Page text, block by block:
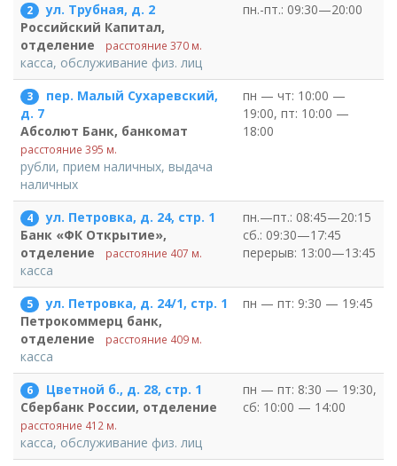
2
ул. Трубная, д. 2
Российский Капитал,
отделение
расстояние 370 м.
касса, обслуживание физ. лиц
пн.-пт.: 09:30—20:00
3
пер. Малый Сухаревский,
д. 7
Абсолют Банк, банкомат
расстояние 395 м.
рубли, прием наличных, выдача
наличных
пн — чт: 10:00 —
19:00, пт: 10:00 —
18:00
4
ул. Петровка, д. 24, стр. 1
Банк «ФК Открытие»,
отделение
расстояние 407 м.
касса
пн.—пт.: 08:45—20:15
сб.: 09:30—17:45
перерыв: 13:00—13:45
5
ул. Петровка, д. 24/1, стр. 1
Петрокоммерц банк,
отделение
расстояние 409 м.
касса
пн — пт: 9:30 — 19:45
6
Цветной б., д. 28, стр. 1
Сбербанк России, отделение
расстояние 412 м.
касса, обслуживание физ. лиц
пн — пт: 8:30 — 19:30,
сб: 10:00 — 14:00